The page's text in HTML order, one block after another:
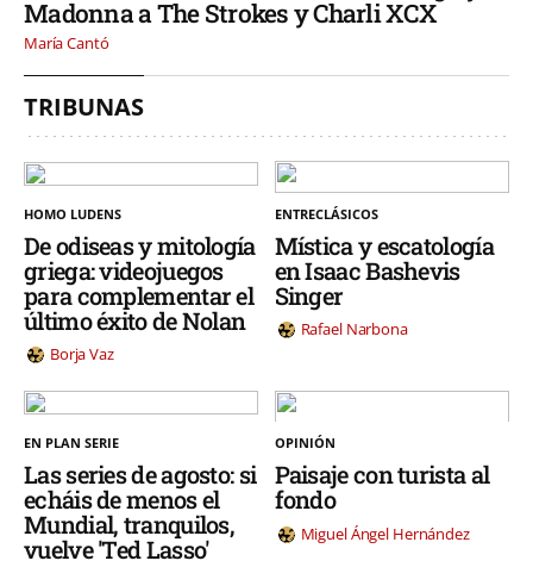
Madonna a The Strokes y Charli XCX
María Cantó
TRIBUNAS
HOMO LUDENS
De odiseas y mitología
griega: videojuegos
para complementar el
último éxito de Nolan
Borja Vaz
ENTRECLÁSICOS
Mística y escatología
en Isaac Bashevis
Singer
Rafael Narbona
EN PLAN SERIE
Las series de agosto: si
echáis de menos el
Mundial, tranquilos,
vuelve 'Ted Lasso'
OPINIÓN
Paisaje con turista al
fondo
Miguel Ángel Hernández